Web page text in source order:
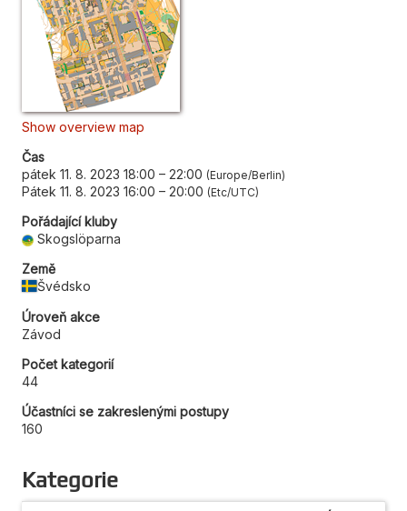
Show overview map
Čas
pátek 11. 8. 2023 18:00 – 22:00 Europe/Berlin
Pátek 11. 8. 2023 16:00 – 20:00 Etc/UTC
Pořádající kluby
Skogslöparna
Země
Švédsko
Úroveň akce
Závod
Počet kategorií
44
Účastníci se zakreslenými postupy
160
Kategorie